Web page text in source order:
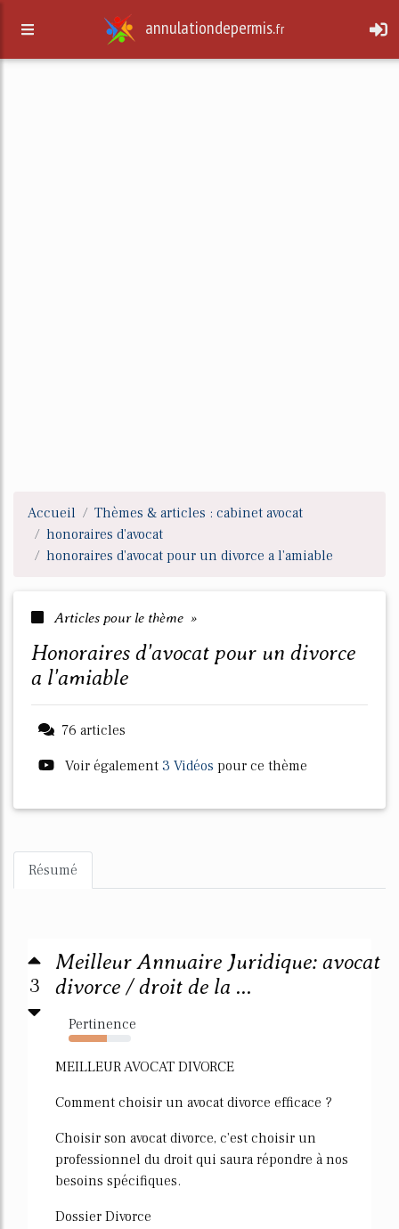
annulationdepermis.fr
Accueil
Thèmes & articles : cabinet avocat
honoraires d'avocat
honoraires d'avocat pour un divorce a l'amiable
Articles pour le thème »
honoraires d'avocat pour un divorce
a l'amiable
76 articles
Voir également 3 Vidéos pour ce thème
Résumé
3
Meilleur Annuaire Juridique: avocat
divorce / droit de la ...
Pertinence
61%
MEILLEUR AVOCAT DIVORCE
Comment choisir un avocat divorce efficace ?
Choisir son avocat divorce, c'est choisir un
professionnel du droit qui saura répondre à nos
besoins spécifiques.
Dossier Divorce